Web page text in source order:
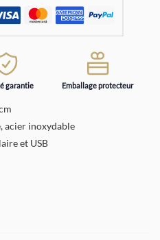
garantie Emballage protecteur
acier inoxydable
et USB